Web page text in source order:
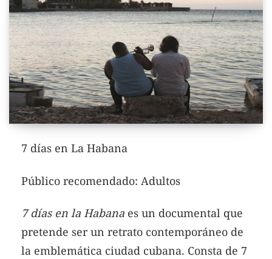
7 días en La Habana
Público recomendado: Adultos
7 días en la Habana es un documental que
pretende ser un retrato contemporáneo de
la emblemática ciudad cubana. Consta de 7